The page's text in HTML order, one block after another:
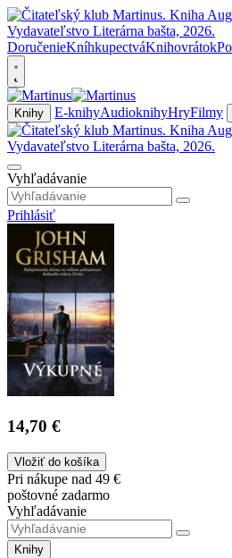
DoručenieKníhkupectváKnihovrátok
Knihy E-knihyAudioknihyHryFilmy
Vyhľadávanie
Prihlásiť
14,70 €
Vložiť do košíka
Pri nákupe nad 49 €
poštovné zadarmo
Vyhľadávanie
Knihy